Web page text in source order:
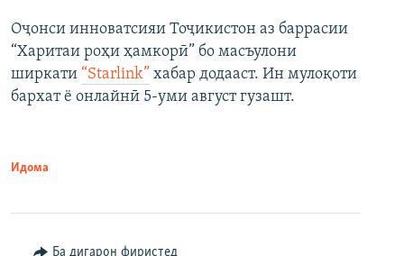
Оҷонси инноватсияи Тоҷикистон аз баррасии
“Харитаи роҳи ҳамкорӣ” бо масъулони
ширкати “Starlink” хабар додааст. Ин мулоқоти
бархат ё онлайнӣ 5-уми август гузашт.
Идома
Ба дигарон фиристед